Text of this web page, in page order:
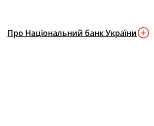
Про Національний банк України